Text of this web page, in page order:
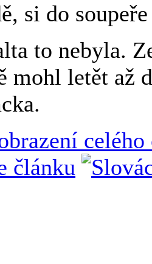
si do
to nebyla.
mohl letět až
článku